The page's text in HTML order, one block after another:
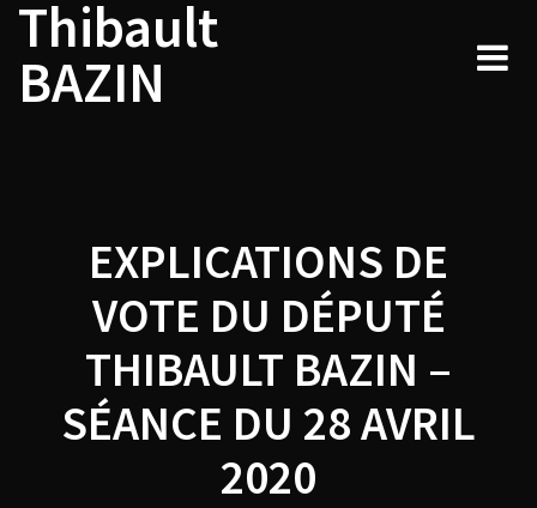
Skip
content
Thibault
BAZIN
EXPLICATIONS DE
VOTE DU DÉPUTÉ
THIBAULT BAZIN –
SÉANCE DU 28 AVRIL
2020
Navigation
de